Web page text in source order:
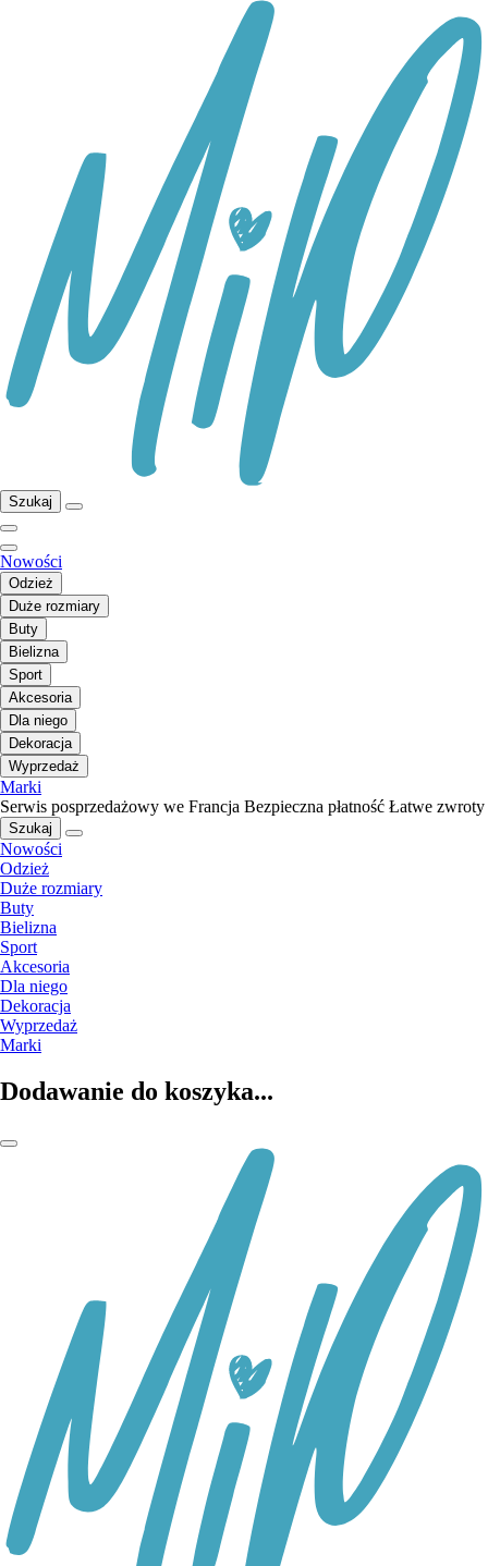
Szukaj
Nowości
Odzież
Duże rozmiary
Buty
Bielizna
Sport
Akcesoria
Dla niego
Dekoracja
Wyprzedaż
Marki
Serwis posprzedażowy we Francja Bezpieczna płatność Łatwe zwroty
Szukaj
Nowości
Odzież
Duże rozmiary
Buty
Bielizna
Sport
Akcesoria
Dla niego
Dekoracja
Wyprzedaż
Marki
Dodawanie do koszyka...